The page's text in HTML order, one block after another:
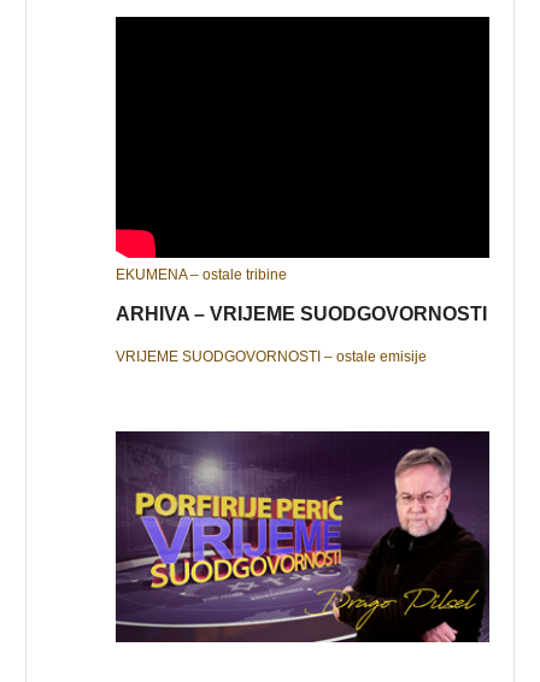
EKUMENA – ostale tribine
ARHIVA – VRIJEME SUODGOVORNOSTI
VRIJEME SUODGOVORNOSTI – ostale emisije